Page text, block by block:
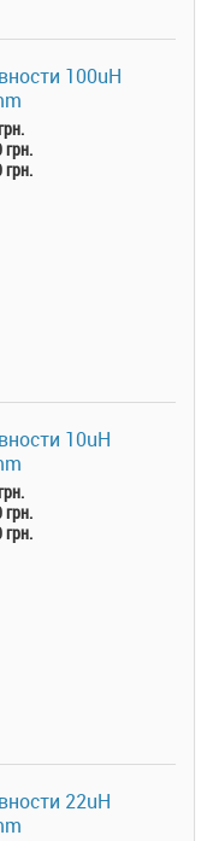
100uH
грн.
грн.
10uH
грн.
грн.
22uH